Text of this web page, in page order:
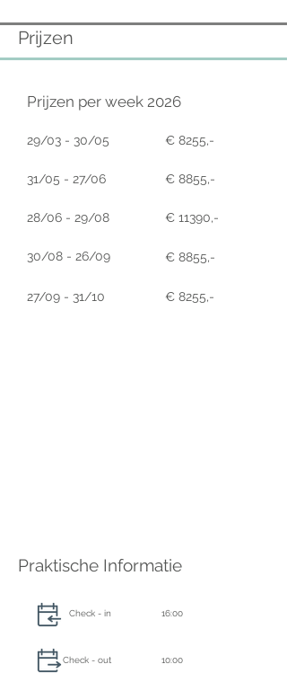
Prijzen
Prijzen per week 2026
29/03 - 30/05 € 8255,-
31/05 - 27/06 € 8855,-
28/06 - 29/08 € 11390,-
30/08 - 26/09 € 8855,-
27/09 - 31/10 € 8255,-
Praktische Informatie
Check - in 16:00
Check - out 10:00